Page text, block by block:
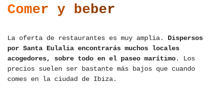
Comer y beber
La oferta de restaurantes es muy amplia. Dispersos
por Santa Eulalia encontrarás muchos locales
acogedores, sobre todo en el paseo marítimo. Los
precios suelen ser bastante más bajos que cuando
comes en la ciudad de Ibiza.